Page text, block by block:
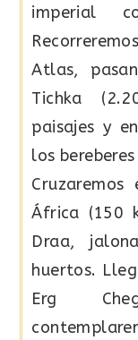
imperial
Atlas,
Tichka
paisajes y
los
África (150
Draa,
huertos.
Erg